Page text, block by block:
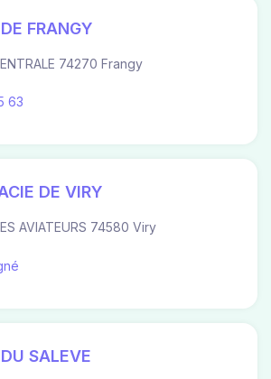
FRANGY
74270 Frangy
63
DE VIRY
AVIATEURS 74580 Viry
SALEVE